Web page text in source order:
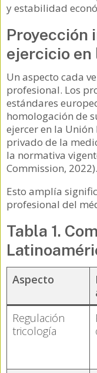
y estabilidad
Proyección
ejercicio en
Un aspecto cada
profesional. Los
estándares
homologación de
ejercer en la
privado de la
la normativa
Commission, 2022).
Esto amplía
profesional del
Tabla 1.
Aspecto
Regulación
tricología